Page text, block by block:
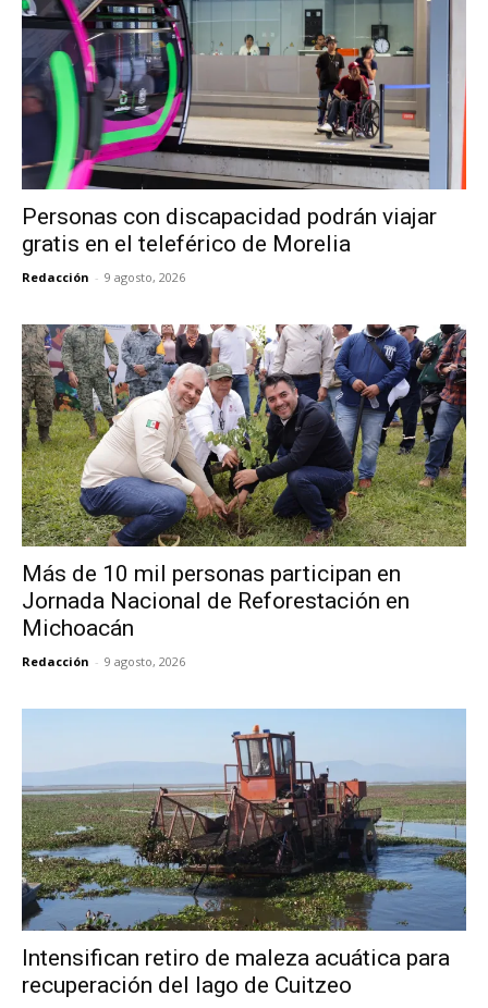
Personas con discapacidad podrán viajar
gratis en el teleférico de Morelia
Redacción - 9 agosto, 2026
Más de 10 mil personas participan en
Jornada Nacional de Reforestación en
Michoacán
Redacción - 9 agosto, 2026
Intensifican retiro de maleza acuática para
recuperación del lago de Cuitzeo